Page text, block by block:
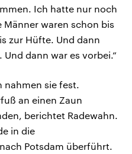
Ich hatte nur noch
Männer waren schon bis
zur Hüfte. Und dann
dann war es vorbei.“
nahmen sie fest.
an einen Zaun
berichtet Radewahn.
in die
Potsdam überführt.